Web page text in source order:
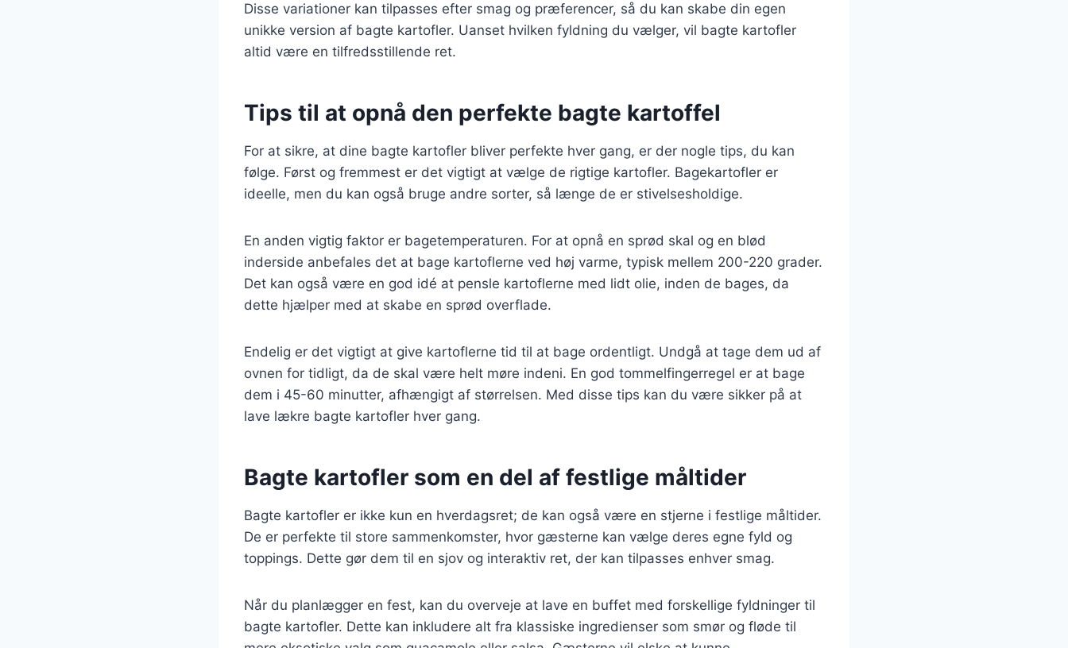
Disse variationer kan tilpasses efter smag og præferencer, så du kan skabe din egen
unikke version af bagte kartofler. Uanset hvilken fyldning du vælger, vil bagte kartofler
altid være en tilfredsstillende ret.
Tips til at opnå den perfekte bagte kartoffel
For at sikre, at dine bagte kartofler bliver perfekte hver gang, er der nogle tips, du kan
følge. Først og fremmest er det vigtigt at vælge de rigtige kartofler. Bagekartofler er
ideelle, men du kan også bruge andre sorter, så længe de er stivelsesholdige.
En anden vigtig faktor er bagetemperaturen. For at opnå en sprød skal og en blød
inderside anbefales det at bage kartoflerne ved høj varme, typisk mellem 200-220 grader.
Det kan også være en god idé at pensle kartoflerne med lidt olie, inden de bages, da
dette hjælper med at skabe en sprød overflade.
Endelig er det vigtigt at give kartoflerne tid til at bage ordentligt. Undgå at tage dem ud af
ovnen for tidligt, da de skal være helt møre indeni. En god tommelfingerregel er at bage
dem i 45-60 minutter, afhængigt af størrelsen. Med disse tips kan du være sikker på at
lave lækre bagte kartofler hver gang.
Bagte kartofler som en del af festlige måltider
Bagte kartofler er ikke kun en hverdagsret; de kan også være en stjerne i festlige måltider.
De er perfekte til store sammenkomster, hvor gæsterne kan vælge deres egne fyld og
toppings. Dette gør dem til en sjov og interaktiv ret, der kan tilpasses enhver smag.
Når du planlægger en fest, kan du overveje at lave en buffet med forskellige fyldninger til
bagte kartofler. Dette kan inkludere alt fra klassiske ingredienser som smør og fløde til